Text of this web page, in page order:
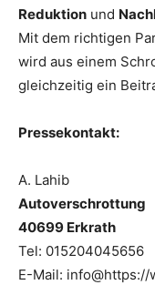
Reduktion und
Mit dem richtigen
wird aus einem
gleichzeitig ein
Pressekontakt:
A. Lahib
Autoverschrottung
40699 Erkrath
Tel: 015204045656
E-Mail: